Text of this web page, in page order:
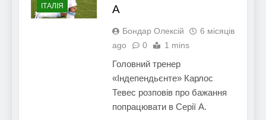
ІТАЛІЯ
А
Бондар Олексій
6 місяців
ago
0 1 mins
Головний тренер
«Індепендьєнте» Карлос
Тевес розповів про бажання
попрацювати в Серії А.